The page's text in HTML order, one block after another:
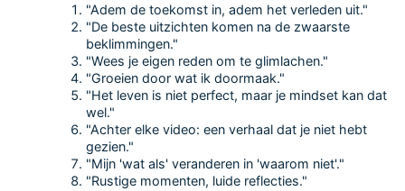
"Adem de toekomst in, adem het verleden uit."
"De beste uitzichten komen na de zwaarste
beklimmingen."
"Wees je eigen reden om te glimlachen."
"Groeien door wat ik doormaak."
"Het leven is niet perfect, maar je mindset kan dat
wel."
"Achter elke video: een verhaal dat je niet hebt
gezien."
"Mijn 'wat als' veranderen in 'waarom niet'."
"Rustige momenten, luide reflecties."